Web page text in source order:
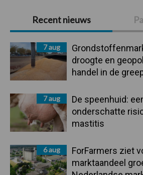
Primaire
Sidebar
Recent nieuws
7 aug
droogte en
handel in de
7 aug
De speenhuid:
onderschatte
mastitis
6 aug
ForFarmers ziet
marktaandeel